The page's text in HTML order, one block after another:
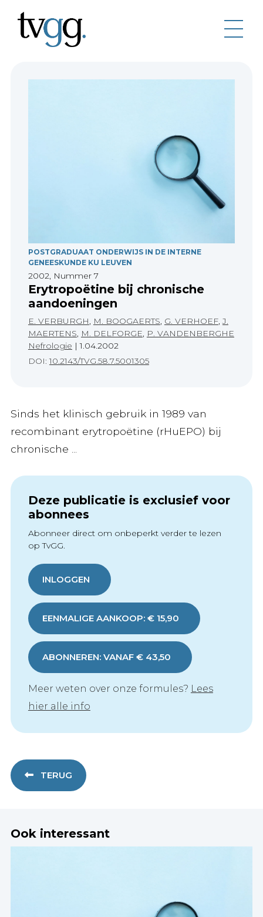
POSTGRADUAAT ONDERWIJS IN DE INTERNE
GENEESKUNDE KU LEUVEN
2002, Nummer 7
Erytropoëtine bij chronische
aandoeningen
E. VERBURGH, M. BOOGAERTS, G. VERHOEF,J.
MAERTENS, M. DELFORGE, P. VANDENBERGHE
Nefrologie |1.04.2002
DOI:10.2143/TVG.58.7.5001305
Sinds het klinisch gebruik in 1989 van
recombinant erytropoëtine (rHuEPO) bij
chronische ...
Deze publicatie is exclusief voor
abonnees
Abonneer direct om onbeperkt verder te lezen
op TvGG.
INLOGGEN
EENMALIGE AANKOOP: € 15,90
ABONNEREN: VANAF € 43,50
Meer weten over onze formules? Lees
hier alle info
TERUG
Ook interessant